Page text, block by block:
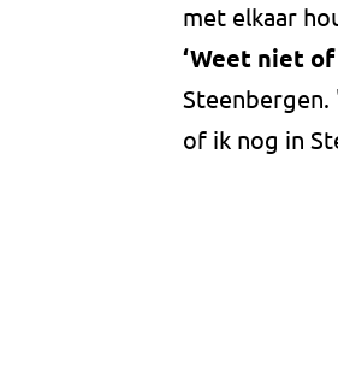
met elkaar
‘Weet niet
of ik nog in